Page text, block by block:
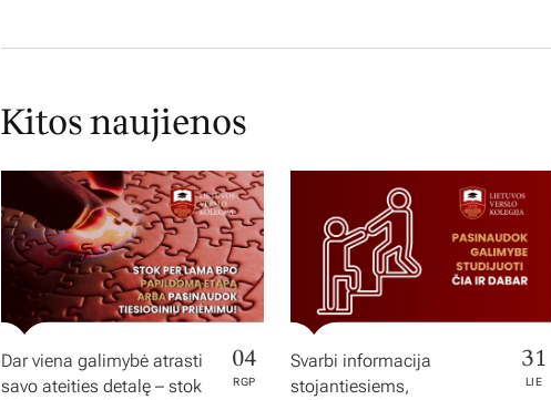
Kitos naujienos
Dar viena galimybė atrasti
savo ateities detalę – stok
04
RGP
Svarbi informacija
stojantiesiems,
31
LIE